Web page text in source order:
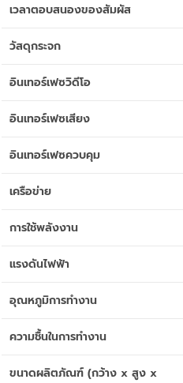
เวลาตอบสนองของสัมผัส
วัสดุกระจก
อินเทอร์เฟซวิดีโอ
อินเทอร์เฟซเสียง
อินเทอร์เฟซควบคุม
เครือข่าย
การใช้พลังงาน
แรงดันไฟฟ้า
อุณหภูมิการทำงาน
ความชื้นในการทำงาน
ขนาดผลิตภัณฑ์ (กว้าง x สูง x